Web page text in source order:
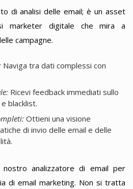
di analisi delle email; è un asset
marketer digitale che mira a
campagne.
Naviga tra dati complessi con
Ricevi feedback immediati sullo
blacklist.
Ottieni una visione
di invio delle email e delle
analizzatore di email per
di email marketing. Non si tratta